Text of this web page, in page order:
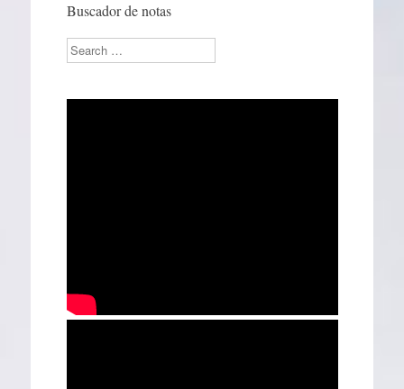
Buscador de notas
Search